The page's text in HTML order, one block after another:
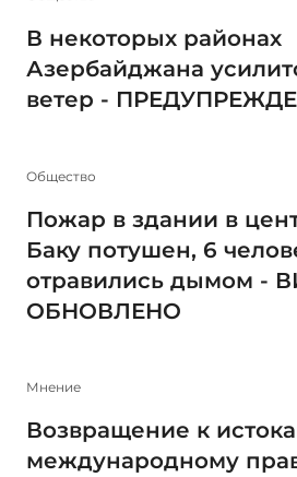
В некоторых районах
Азербайджана
ветер -
Общество
Пожар в здании в
Баку потушен, 6
отравились дымом -
ОБНОВЛЕНО
Мнение
Возвращение к
международному